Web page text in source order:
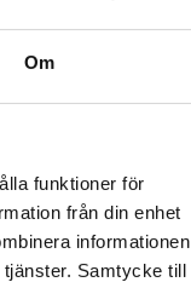
Om
funktioner för
från din enhet
informationen
Samtycke till
kr
899 kr
recept